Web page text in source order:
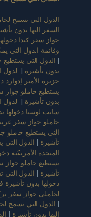
الدول التي تسمح
السفر اليها بدون
جواز سفر كندا
وقائمة الدول التي
| الدول التي يستطيع
بدون تأشيرة | الدول
جزيرة الأمير إدوارد
يستطيع حاملو
بدون تأشيرة | الدول
سانت لوسيا دخولها
حاملو جواز سفر
التي يستطيع حاملو
تأشيرة | الدول التي
المتحدة الأمريكية
يستطيع حاملو جواز
تأشيرة | الدول
دخولها بدون تأشيرة في
لحاملي جواز سفر
| الدول التي تسمح
اليها بدون تأشيرة |